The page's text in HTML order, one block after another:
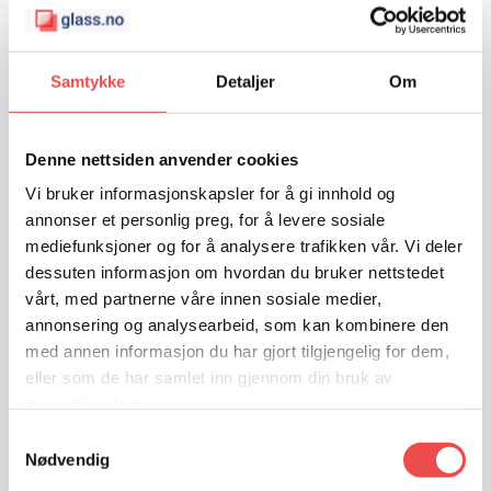
Samtykke Detaljer Om
Denne nettsiden anvender cookies
Vi bruker informasjonskapsler for å gi innhold og
annonser et personlig preg, for å levere sosiale
mediefunksjoner og for å analysere trafikken vår. Vi deler
dessuten informasjon om hvordan du bruker nettstedet
vårt, med partnerne våre innen sosiale medier,
annonsering og analysearbeid, som kan kombinere den
med annen informasjon du har gjort tilgjengelig for dem,
eller som de har samlet inn gjennom din bruk av
Nødvendig
UKATEGORISERT
Publisert12. september 2025
Husmorvindu Husmorvindu – klassisk stil
møter moderne funksjonalitet Et
husmorvindu, i dag oftest kalt toppsvingvindu,
er en genial norsk oppfinnelse som
kombinerer et tradisjonelt utseende…